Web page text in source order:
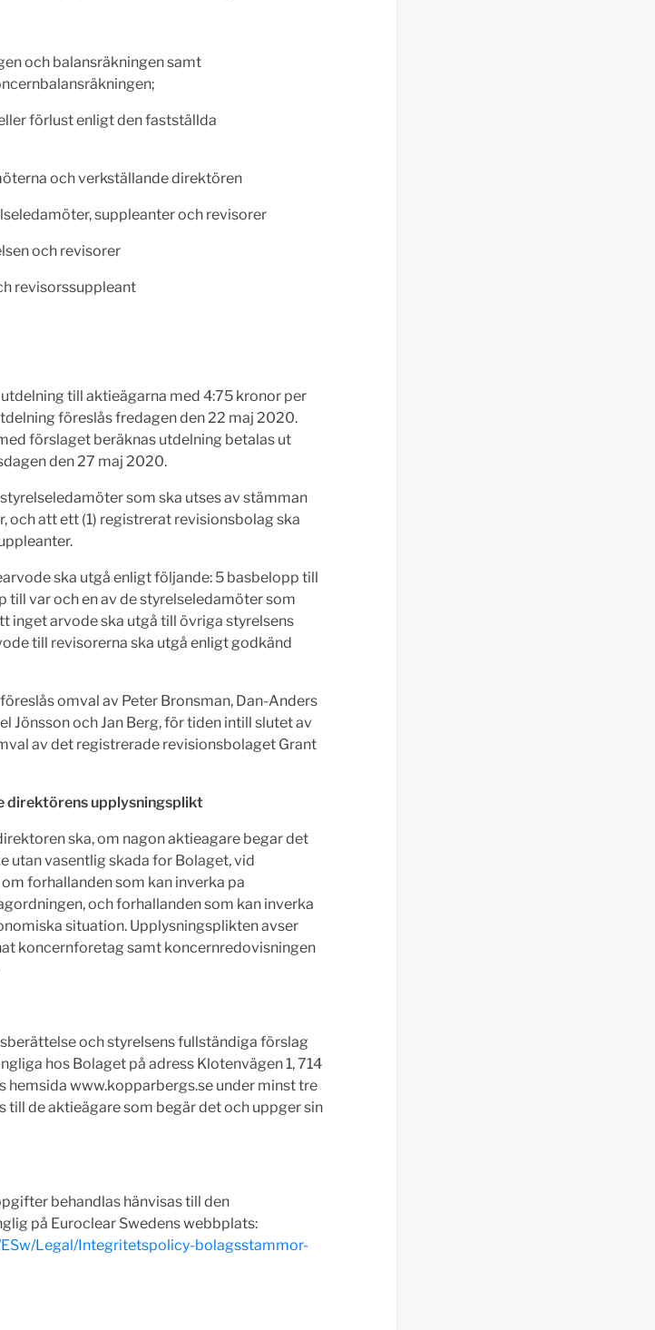
och balansräkningen samt
förlust enligt den fastställda
och verkställande direktören
suppleanter och revisorer
och revisorer
revisorssuppleant
till aktieägarna med 4:75 kronor per
föreslås fredagen den 22 maj 2020.
förslaget beräknas utdelning betalas ut
den 27 maj 2020.
som ska utses av stämman
och att ett (1) registrerat revisionsbolag ska
ska utgå enligt följande: 5 basbelopp till
var och en av de styrelseledamöter som
inget arvode ska utgå till övriga styrelsens
till revisorerna ska utgå enligt godkänd
omval av Peter Bronsman, Dan-Anders
Jönsson och Jan Berg, för tiden intill slutet av
av det registrerade revisionsbolaget Grant
direktörens upplysningsplikt
ska, om nagon aktieagare begar det
utan vasentlig skada for Bolaget, vid
forhallanden som kan inverka pa
och forhallanden som kan inverka
situation. Upplysningsplikten avser
koncernforetag samt koncernredovisningen
och styrelsens fullständiga förslag
hos Bolaget på adress Klotenvägen 1, 714
hemsida www.kopparbergs.se under minst tre
de aktieägare som begär det och uppger sin
behandlas hänvisas till den
på Euroclear Swedens webbplats:
Legal/Integritetspolicy-bolagsstammor-